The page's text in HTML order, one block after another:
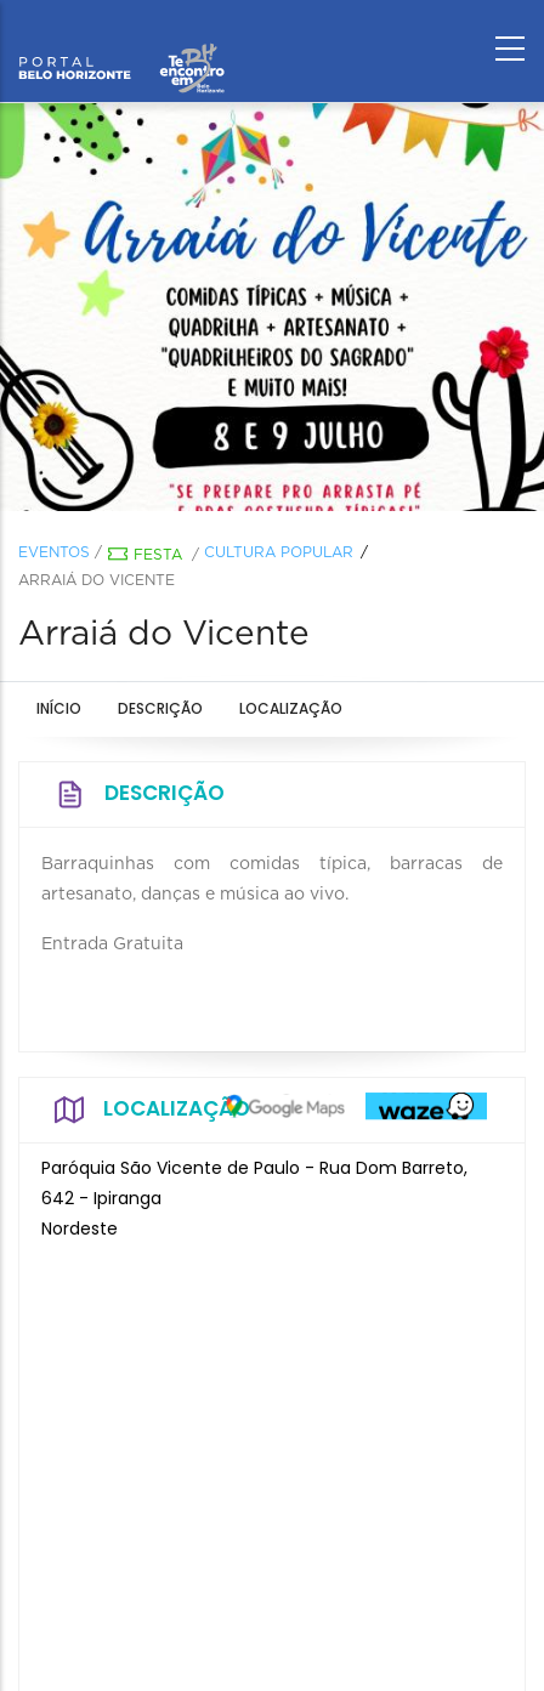
EVENTOS / FESTA / CULTURA POPULAR
ARRAIÁ DO VICENTE
Arraiá do Vicente
INÍCIO DESCRIÇÃO LOCALIZAÇÃO
DESCRIÇÃO
Barraquinhas com comidas típica, barracas de
artesanato, danças e música ao vivo.
Entrada Gratuita
LOCALIZAÇÃO
Paróquia São Vicente de Paulo - Rua Dom Barreto,
642 - Ipiranga
Nordeste